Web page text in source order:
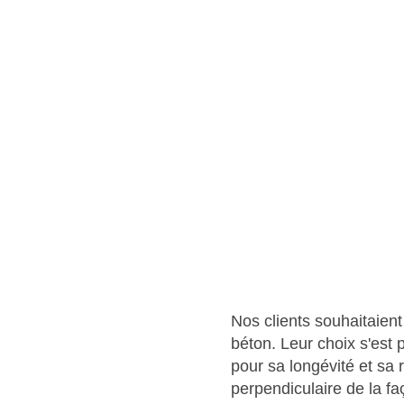
Nos clients
béton. Leur choix s'est
pour sa longévité et sa
perpendiculaire de la